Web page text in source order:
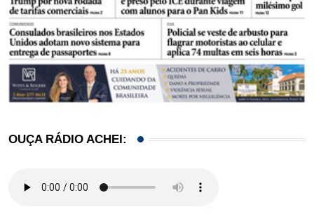
OUÇA RÁDIO ACHEI: